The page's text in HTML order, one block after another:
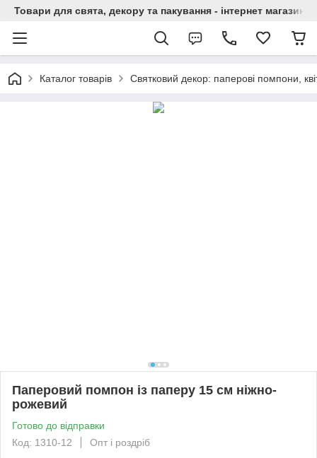
Товари для свята, декору та пакування - інтернет магазин
Каталог товарів Святковий декор: паперові помпони,
Паперовий помпон із паперу 15 см ніжно-
рожевий
Готово до відправки
Код: 1310-12
Опт і роздріб